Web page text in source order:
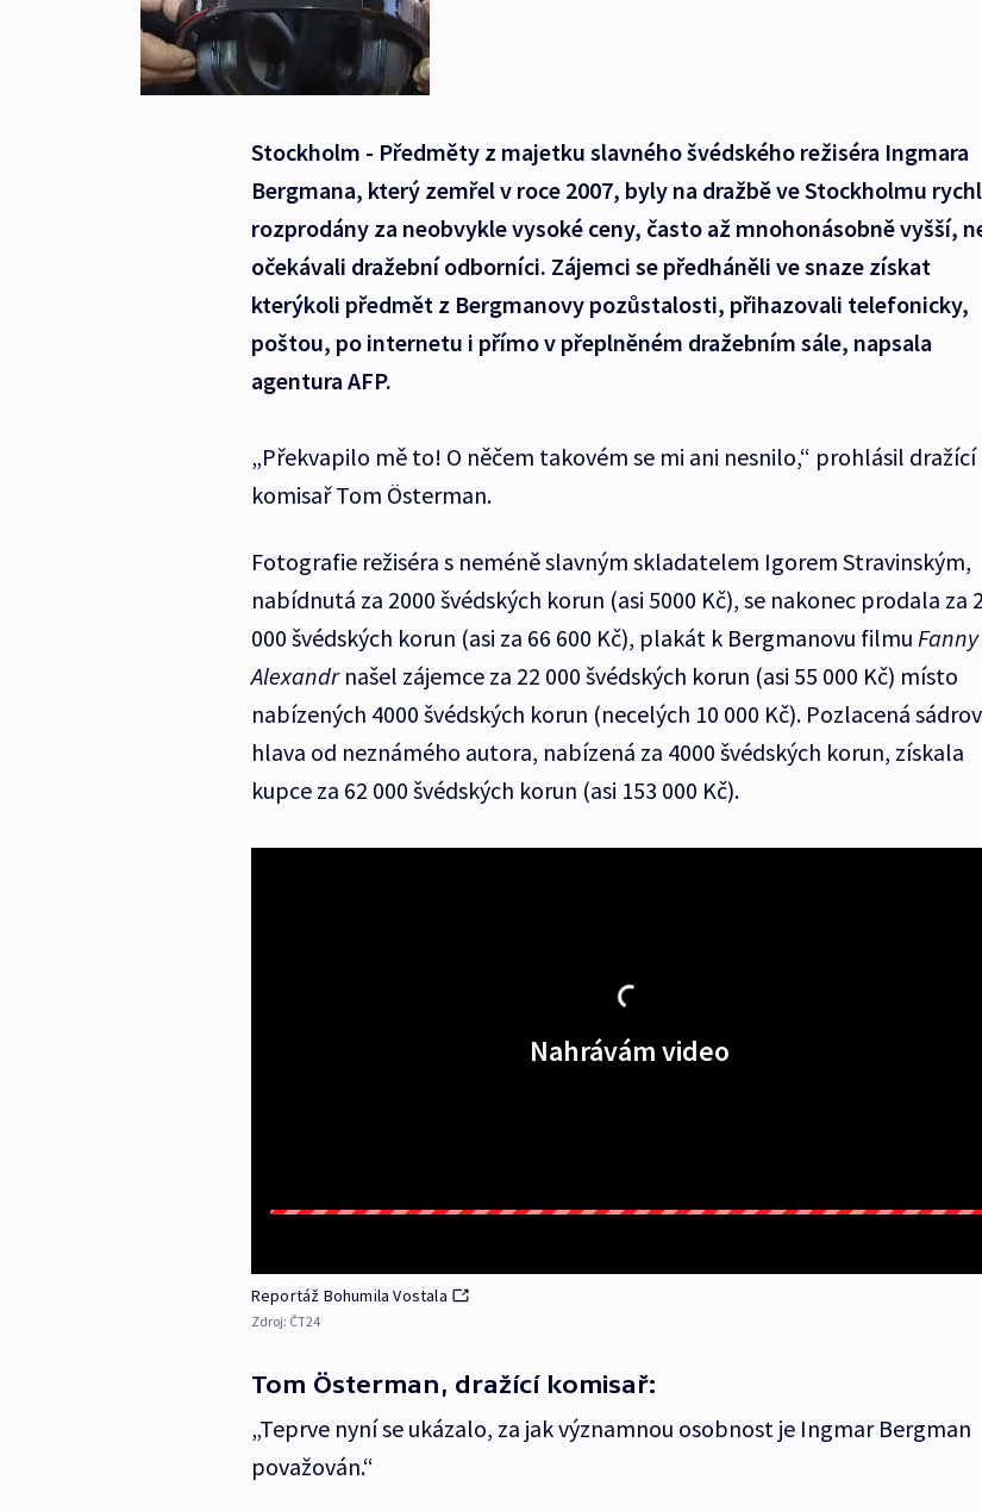
Stockholm - Předměty z majetku slavného švédského režiséra Ingmara
Bergmana, který zemřel v roce 2007, byly na dražbě ve Stockholmu
rozprodány za neobvykle vysoké ceny, často až mnohonásobně vyšší,
očekávali dražební odborníci. Zájemci se předháněli ve snaze získat
kterýkoli předmět z Bergmanovy pozůstalosti, přihazovali telefonicky,
poštou, po internetu i přímo v přeplněném dražebním sále, napsala
agentura AFP.
„Překvapilo mě to! O něčem takovém se mi ani nesnilo,“ prohlásil dražící
komisař Tom Österman.
Fotografie režiséra s neméně slavným skladatelem Igorem Stravinským,
nabídnutá za 2000 švédských korun (asi 5000 Kč), se nakonec prodala za
000 švédských korun (asi za 66 600 Kč), plakát k Bergmanovu filmu
Alexandrnašel zájemce za 22 000 švédských korun (asi 55 000 Kč) místo
nabízených 4000 švédských korun (necelých 10 000 Kč). Pozlacená
hlava od neznámého autora, nabízená za 4000 švédských korun, získala
kupce za 62 000 švédských korun (asi 153 000 Kč).
Nahrávám video
Reportáž Bohumila Vostala
Zdroj: ČT24
Tom Österman, dražící komisař:
„Teprve nyní se ukázalo, za jak významnou osobnost je Ingmar Bergman
považován.“